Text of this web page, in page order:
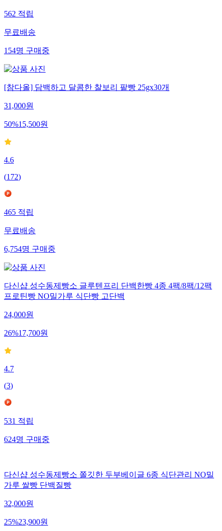
562적립
무료배송
154명구매중
[참다올] 담백하고 달콤한 찰보리 팥빵 25gx30개
31,000원
50%15,500원
4.6
(172)
465적립
무료배송
6,754명구매중
다신샵 성수동제빵소 글루텐프리 단백한빵 4종 4팩/8팩/12팩
프로틴빵 NO밀가루 식단빵 고단백
24,000원
26%17,700원
4.7
(3)
531적립
624명구매중
다신샵 성수동제빵소 쫄깃한 두부베이글 6종 식단관리 NO밀
가루 쌀빵 단백질빵
32,000원
25%23,900원